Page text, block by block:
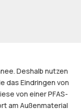
Deshalb nutzen
das Eindringen von
von einer PFAS-
am Außenmaterial